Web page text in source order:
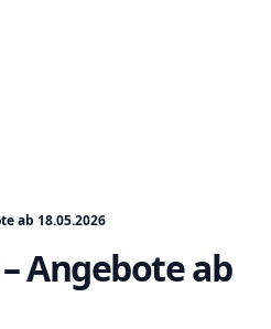
ab 18.05.2026
Angebote ab